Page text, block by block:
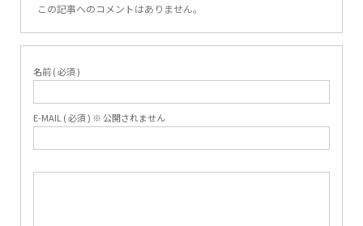
この記事へのコメントはありません。
名前 ( 必須 )
E-MAIL ( 必須 ) ※ 公開されません